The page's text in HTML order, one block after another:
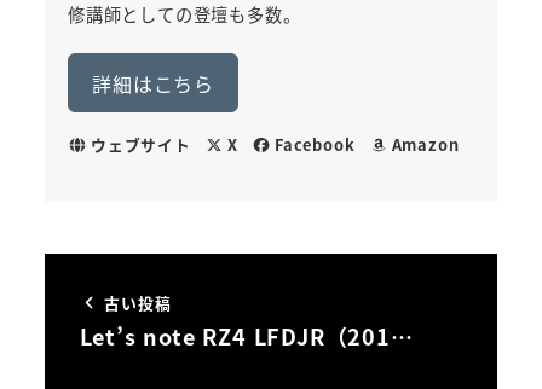
修講師としての登壇も多数。
詳細はこちら
ウェブサイト X Facebook Amazon
古い投稿
Let’s note RZ4 LFDJR（201…